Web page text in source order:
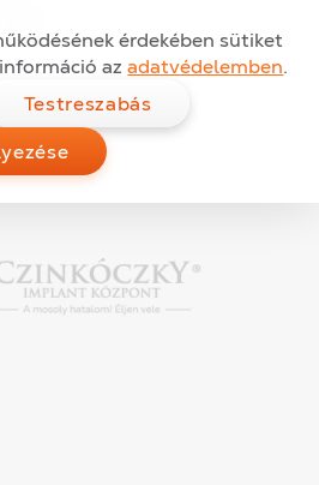
érdekében sütiket
azadatvédelemben.
Testreszabás
fogak